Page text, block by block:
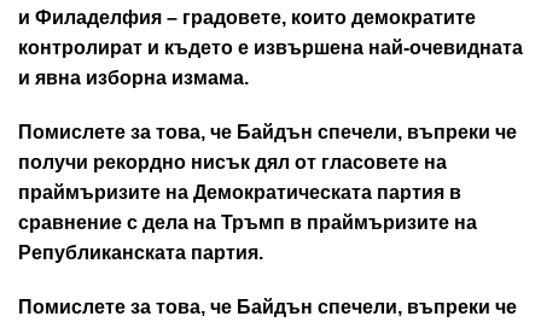
и Филаделфия – градовете, които демократите
контролират и където е извършена най-очевидната
и явна изборна измама.
Помислете за това, че Байдън спечели, въпреки че
получи рекордно нисък дял от гласовете на
праймъризите на Демократическата партия в
сравнение с дела на Тръмп в праймъризите на
Републиканската партия.
Помислете за това, че Байдън спечели, въпреки че